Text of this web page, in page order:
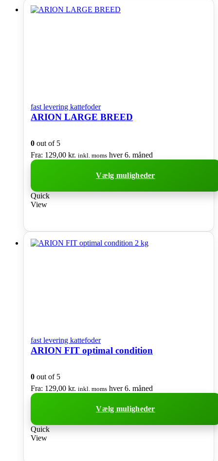
Mulighederne
kan
fast levering kattefoder
ARION LARGE BREED
0 out of 5
Fra: 129,00 kr. inkl. moms hver 6. måned
Vælg muligheder
Dette
vare
varianter.
Mulighederne
kan
Quick
View
fast levering kattefoder
ARION FIT optimal condition
0 out of 5
Fra: 129,00 kr. inkl. moms hver 6. måned
Vælg muligheder
Dette
vare
Quick
View